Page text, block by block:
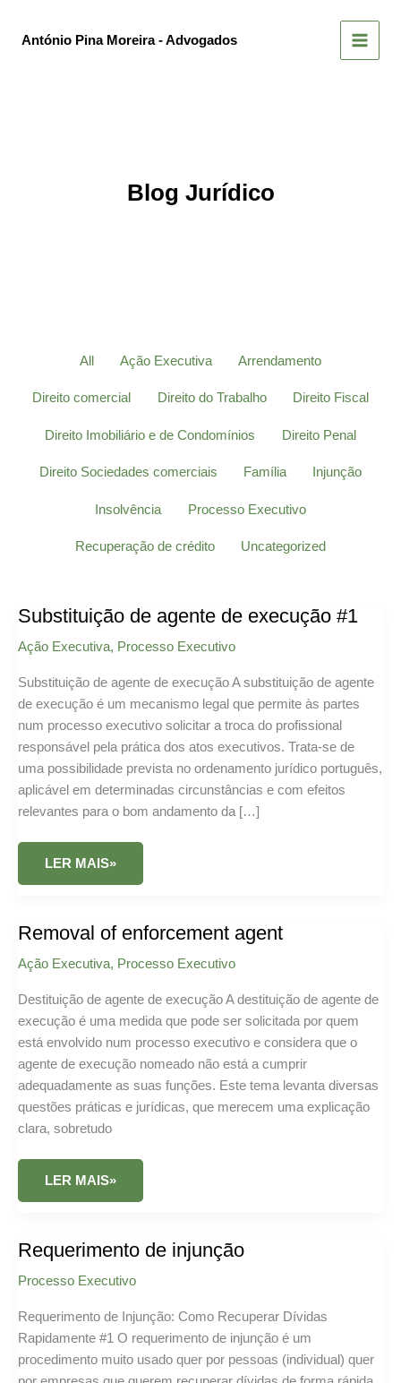
António Pina Moreira - Advogados
Blog Jurídico
All Ação Executiva Arrendamento
Direito comercial Direito do Trabalho Direito Fiscal
Direito Imobiliário e de Condomínios Direito Penal
Direito Sociedades comerciais Família Injunção
Insolvência Processo Executivo
Recuperação de crédito Uncategorized
Substituição de agente de execução #1
Ação Executiva, Processo Executivo
Substituição de agente de execução A substituição de agente
de execução é um mecanismo legal que permite às partes
num processo executivo solicitar a troca do profissional
responsável pela prática dos atos executivos. Trata-se de
uma possibilidade prevista no ordenamento jurídico português,
aplicável em determinadas circunstâncias e com efeitos
relevantes para o bom andamento da […]
SUBSTITUIÇÃO
AGENTE
LER MAIS»
Removal of enforcement agent
Ação Executiva, Processo Executivo
Destituição de agente de execução A destituição de agente de
execução é uma medida que pode ser solicitada por quem
está envolvido num processo executivo e considera que o
agente de execução nomeado não está a cumprir
adequadamente as suas funções. Este tema levanta diversas
questões práticas e jurídicas, que merecem uma explicação
clara, sobretudo
REMOVAL
ENFORCEMENT
LER MAIS»
Requerimento de injunção
Processo Executivo
Requerimento de Injunção: Como Recuperar Dívidas
Rapidamente #1 O requerimento de injunção é um
procedimento muito usado quer por pessoas (individual) quer